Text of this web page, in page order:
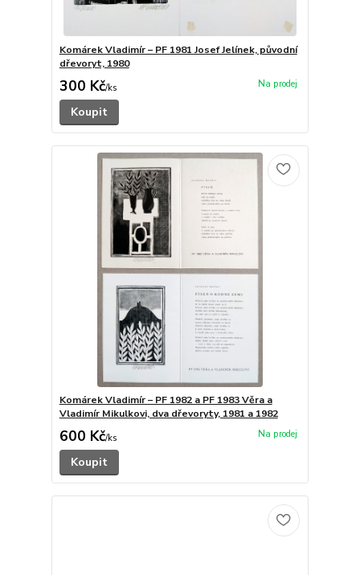
Komárek Vladimír – PF 1981 Josef Jelínek, původní
dřevoryt, 1980
300 Kč/ks
Koupit
Komárek Vladimír – PF 1982 a PF 1983 Věra a
Vladimír Mikulkovi, dva dřevoryty, 1981 a 1982
600 Kč/ks
Koupit